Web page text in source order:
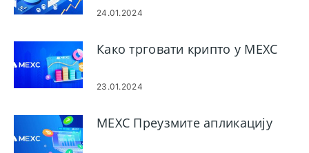
24.01.2024
Како трговати крипто у MEXC
23.01.2024
MEXC Преузмите апликацију